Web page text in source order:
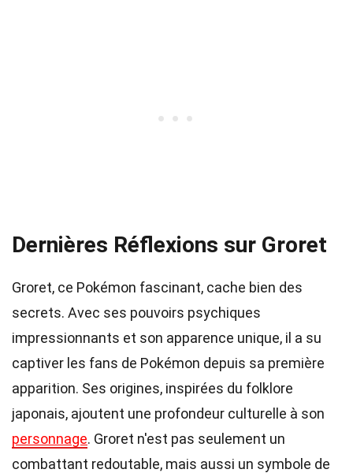
Dernières Réflexions sur Groret
Groret, ce Pokémon fascinant, cache bien des
secrets. Avec ses pouvoirs psychiques
impressionnants et son apparence unique, il a su
captiver les fans de Pokémon depuis sa première
apparition. Ses origines, inspirées du folklore
japonais, ajoutent une profondeur culturelle à son
personnage. Groret n'est pas seulement un
combattant redoutable, mais aussi un symbole de